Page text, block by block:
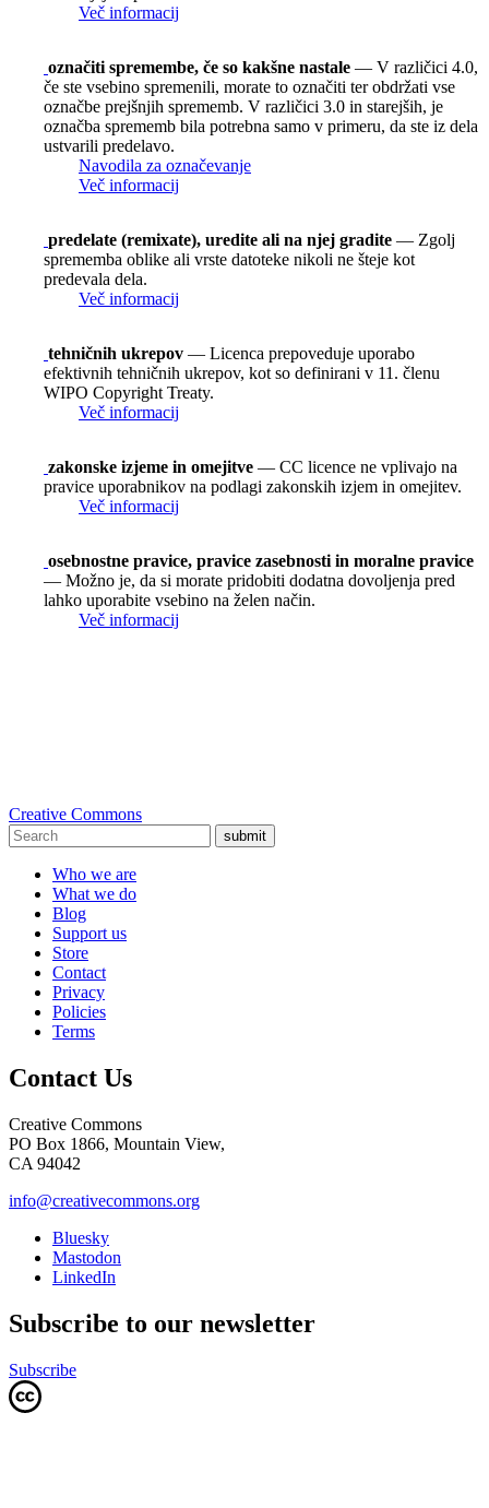
Več informacij
označiti spremembe, če so kakšne nastale — V različici 4.0,
če ste vsebino spremenili, morate to označiti ter obdržati vse
označbe prejšnjih sprememb. V različici 3.0 in starejših, je
označba sprememb bila potrebna samo v primeru, da ste iz dela
ustvarili predelavo.
Navodila za označevanje
Več informacij
predelate (remixate), uredite ali na njej gradite — Zgolj
sprememba oblike ali vrste datoteke nikoli ne šteje kot
predevala dela.
Več informacij
tehničnih ukrepov — Licenca prepoveduje uporabo
efektivnih tehničnih ukrepov, kot so definirani v 11. členu
WIPO Copyright Treaty.
Več informacij
zakonske izjeme in omejitve — CC licence ne vplivajo na
pravice uporabnikov na podlagi zakonskih izjem in omejitev.
Več informacij
osebnostne pravice, pravice zasebnosti in moralne pravice
— Možno je, da si morate pridobiti dodatna dovoljenja pred
lahko uporabite vsebino na želen način.
Več informacij
Creative Commons
submit
Who we are
What we do
Blog
Support us
Store
Contact
Privacy
Policies
Terms
Contact Us
Creative Commons
PO Box 1866, Mountain View,
CA 94042
info@creativecommons.org
Bluesky
Mastodon
LinkedIn
Subscribe to our newsletter
Subscribe